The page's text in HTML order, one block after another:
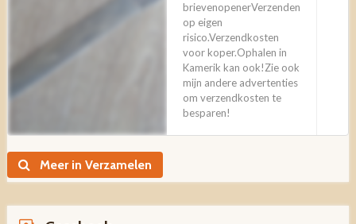
brievenopenerVerzenden
op eigen
risico.Verzendkosten
voor koper.Ophalen in
Kamerik kan ook!Zie ook
mijn andere advertenties
om verzendkosten te
besparen!
Meer in Verzamelen